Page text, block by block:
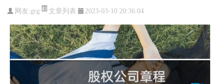
网友:grg 文章列表 2023-03-10 20:36:04